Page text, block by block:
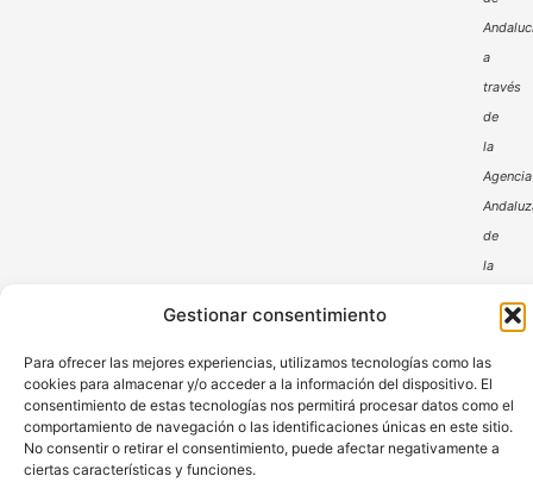
Gestionar consentimiento
Para ofrecer las mejores experiencias, utilizamos tecnologías como las
cookies para almacenar y/o acceder a la información del dispositivo. El
consentimiento de estas tecnologías nos permitirá procesar datos como el
comportamiento de navegación o las identificaciones únicas en este sitio.
No consentir o retirar el consentimiento, puede afectar negativamente a
ciertas características y funciones.
a
través
de
la
Agencia
de
la
Aviso Legal Política de Privacidad